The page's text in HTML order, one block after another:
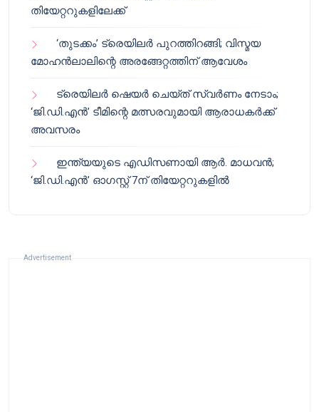
തിയേറ്ററുകളിലേക്ക്
‘തുടക്കം’ ട്രെയിലർ പുറത്തിറങ്ങി; വിസ്മയ
മോഹൻലാലിന്റെ അരങ്ങേറ്റത്തിന് ആവേശം
ട്രെയിലർ ഷെയർ ചെയ്‌ത് സ്വർണം നേടാം;
‘ജി.ഡി.എൻ’ ടീമിന്റെ മത്സരവുമായി ആരാധകർക്ക്
അവസരം
ഇന്ത്യയുടെ എഡിസണായി ആർ. മാധവൻ;
‘ജി.ഡി.എൻ’ ഓഗസ്റ്റ് 7ന് തിയേറ്ററുകളിൽ
Advertisement